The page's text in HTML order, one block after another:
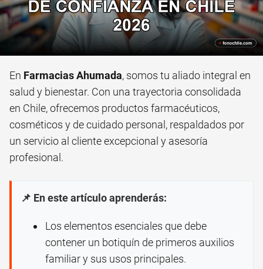
En Farmacias Ahumada, somos tu aliado integral en
salud y bienestar. Con una trayectoria consolidada
en Chile, ofrecemos productos farmacéuticos,
cosméticos y de cuidado personal, respaldados por
un servicio al cliente excepcional y asesoría
profesional.
📌 En este artículo aprenderás:
Los elementos esenciales que debe
contener un botiquín de primeros auxilios
familiar y sus usos principales.